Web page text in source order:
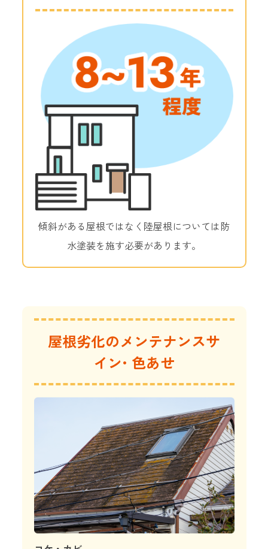
傾斜がある屋根ではなく陸屋根については防
水塗装を施す必要があります。
屋根劣化のメンテナンスサ
イン• 色あせ